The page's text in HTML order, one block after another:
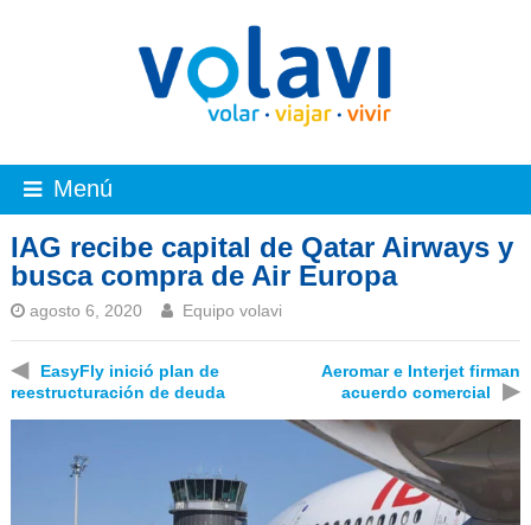
Menú
IAG recibe capital de Qatar Airways y
busca compra de Air Europa
agosto 6, 2020 Equipo volavi
◀
EasyFly inició plan de
reestructuración de deuda
Aeromar e Interjet firman
acuerdo comercial
▶